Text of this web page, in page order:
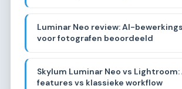
Luminar Neo review: AI-
voor fotografen beoordeeld
Skylum Luminar Neo vs Lightroom:
features vs klassieke workflow